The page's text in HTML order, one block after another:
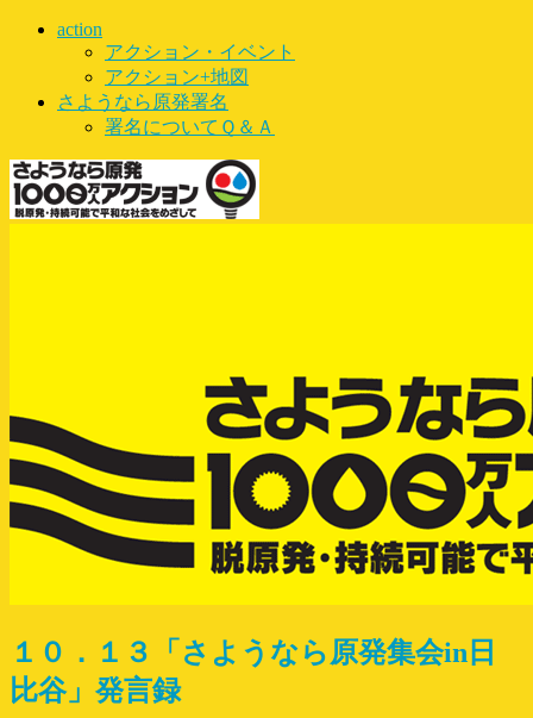
action
アクション・イベント
アクション+地図
さようなら原発署名
署名についてＱ＆Ａ
１０．１３「さようなら原発集会in日
比谷」発言録